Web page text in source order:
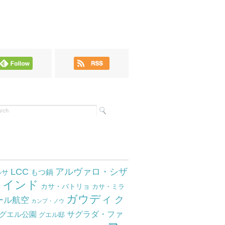
サ LCC もつ鍋 アルヴァロ・シザ
インド カサ・バトリョ カサ・ミラ
ル航空 カンプ・ノウ ガウディ ク
グエル公園 グエル邸 サグラダ・ファ